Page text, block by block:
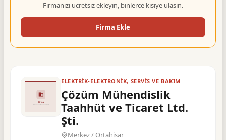
ELEKTRIK-ELEKTRONIK, SERVIS VE BAKIM
Çözüm Mühendislik
Taahhüt ve Ticaret Ltd.
Şti.
Merkez / Ortahisar
Firmanizi ucretsiz ekleyin, binlerce kisiye ulasin.
Firma Ekle